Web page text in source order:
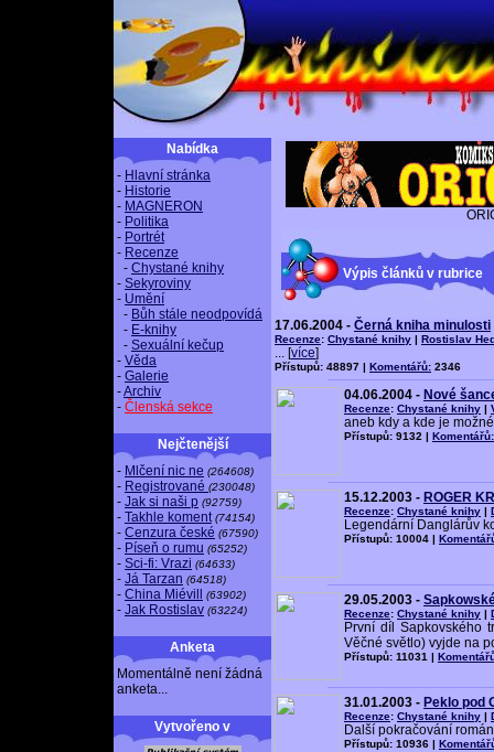
Nabídka
- Hlavní stránka
- Historie
- MAGNERON
- Politika
- Portrét
- Recenze
- Chystané knihy
- Sekyroviny
- Umění
- Bůh stále neodpovídá
- E-knihy
- Sexuální kečup
- Věda
- Galerie
-Archiv
- Členská sekce
Nejčtenější
- Mlčení nic ne (264608)
- Registrované (230048)
- Jak si naši p (92759)
- Takhle koment (74154)
- Cenzura české (67590)
- Píseň o rumu (65252)
- Sci-fi: Vrazi (64633)
- Já Tarzan (64518)
- China Miévill (63902)
- Jak Rostislav (63224)
Anketa
Momentálně není žádná
anketa...
Vytvořeno v
Výpis článků v rubrice
17.06.2004 - Černá kniha minulosti
Recenze: Chystané knihy | Rostislav
... [více]
Přístupů: 48897 | Komentářů: 2346
04.06.2004 - Nové
Recenze: Chystané knihy |
aneb kdy a kde je
Přístupů: 9132 | Komentářů:
15.12.2003 - ROGER
Recenze: Chystané knihy |
Legendární Danglárův
Přístupů: 10004 |
29.05.2003 -
Recenze: Chystané knihy |
První díl Sapkovského
Věčné světlo) vyjde na
Přístupů: 11031 |
31.01.2003 - Peklo pod
Recenze: Chystané knihy |
Další pokračování
Přístupů: 10936 |